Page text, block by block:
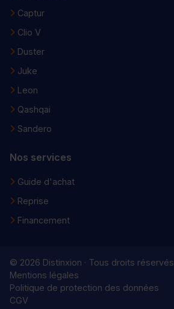
Captur
Clio V
Duster
Juke
Leon
Qashqai
Sandero
Nos services
Guide d'achat
Reprise
Financement
© 2026 Distinxion · Tous droits réservés
Mentions légales
Politique de protection des données
CGV